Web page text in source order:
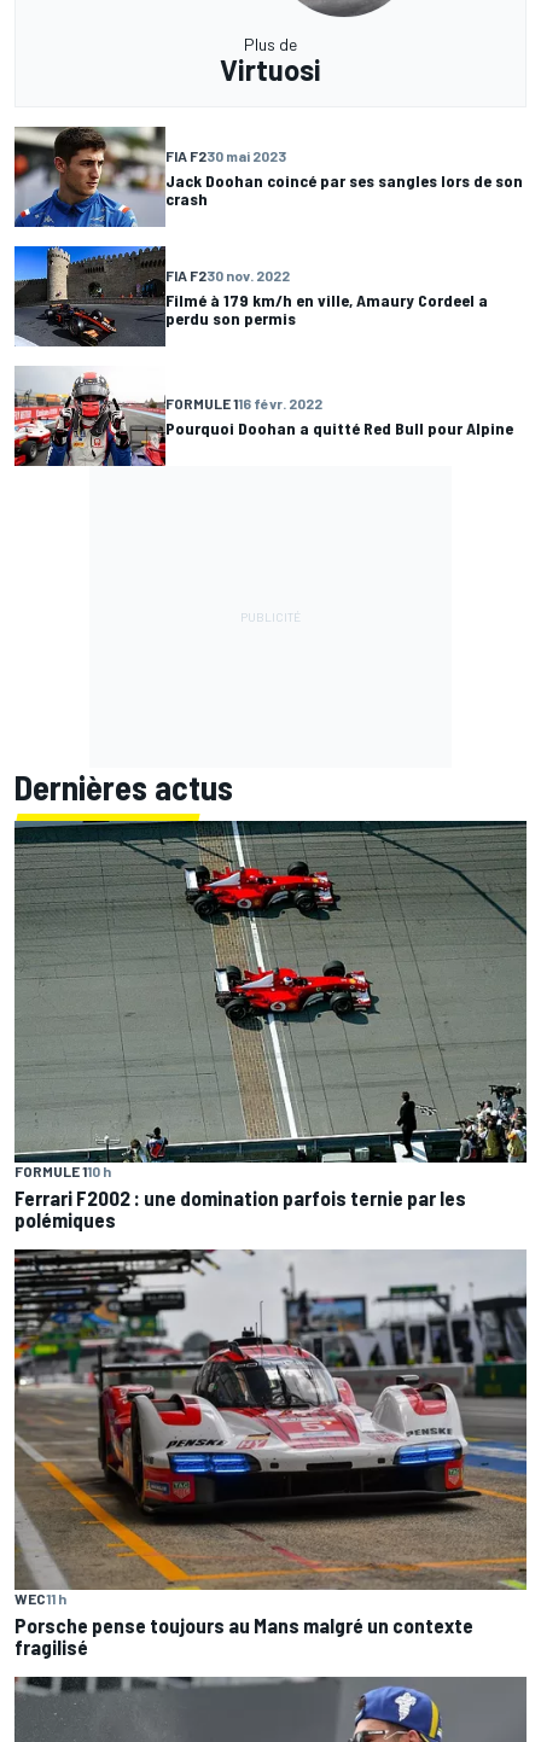
Plus de
Virtuosi
FIA F230 mai 2023
Jack Doohan coincé par ses sangles lors de son
crash
FIA F230 nov. 2022
Filmé à 179 km/h en ville, Amaury Cordeel a
perdu son permis
FORMULE 116 févr. 2022
Pourquoi Doohan a quitté Red Bull pour Alpine
Dernières actus
FORMULE 110 h
Ferrari F2002 : une domination parfois ternie par les
polémiques
WEC11 h
Porsche pense toujours au Mans malgré un contexte
fragilisé